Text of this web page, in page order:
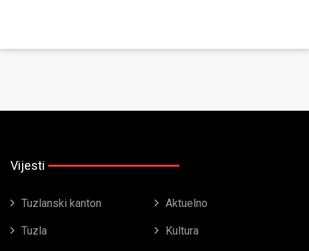
Vijesti
Tuzlanski kanton Aktuelno
Tuzla Kultura